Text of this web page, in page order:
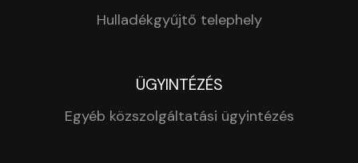
Hulladékgyűjtő telephely
ÜGYINTÉZÉS
Egyéb közszolgáltatási ügyintézés